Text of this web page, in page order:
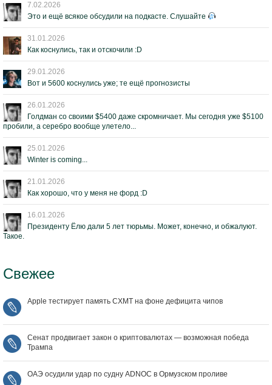
7.02.2026
Это и ещё всякое обсудили на подкасте. Слушайте
31.01.2026
Как коснулись, так и отскочили :D
29.01.2026
Вот и 5600 коснулись уже; те ещё прогнозисты
26.01.2026
Голдман со своими $5400 даже скромничает. Мы сегодня уже $5100
пробили, а серебро вообще улетело...
25.01.2026
Winter is coming...
21.01.2026
Как хорошо, что у меня не форд :D
16.01.2026
Президенту Ёлю дали 5 лет тюрьмы. Может, конечно, и обжалуют.
Такое.
Свежее
Apple тестирует память CXMT на фоне дефицита чипов
Сенат продвигает закон о криптовалютах — возможная победа
Трампа
ОАЭ осудили удар по судну ADNOC в Ормузском проливе